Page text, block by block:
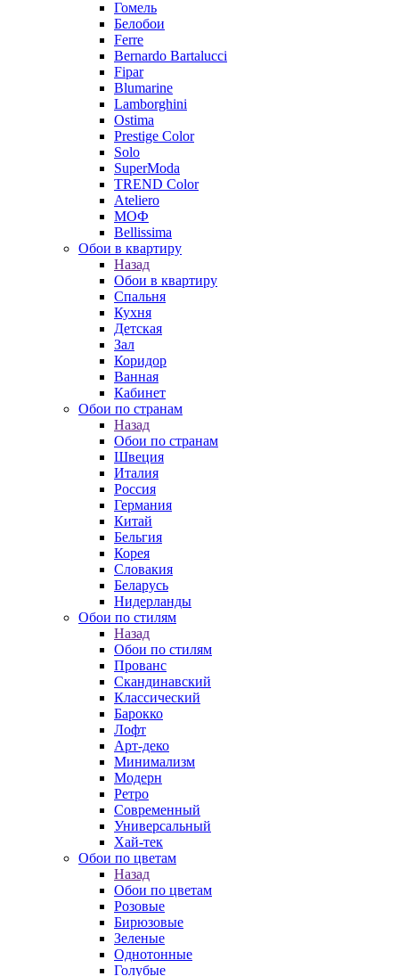
Гомель
Белобои
Ferre
Bernardo Bartalucci
Fipar
Blumarine
Lamborghini
Ostima
Prestige Color
Solo
SuperModa
TREND Color
Ateliero
МОФ
Bellissima
Обои в квартиру
Назад
Обои в квартиру
Спальня
Кухня
Детская
Зал
Коридор
Ванная
Кабинет
Обои по странам
Назад
Обои по странам
Швеция
Италия
Россия
Германия
Китай
Бельгия
Корея
Словакия
Беларусь
Нидерланды
Обои по стилям
Назад
Обои по стилям
Прованс
Скандинавский
Классический
Барокко
Лофт
Арт-деко
Минимализм
Модерн
Ретро
Современный
Универсальный
Хай-тек
Обои по цветам
Назад
Обои по цветам
Розовые
Бирюзовые
Зеленые
Однотонные
Голубые